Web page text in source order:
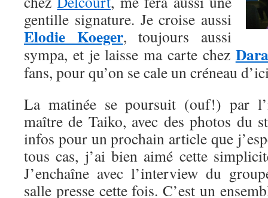
gentille signature. Je croise aussi
Elodie Koeger, toujours aussi
sympa, et je laisse ma carte chez Dara
fans, pour qu’on se cale un créneau
La matinée se poursuit (ouf!) par
maître de Taiko, avec des photos du
infos pour un prochain article que
tous cas, j’ai bien aimé cette
J’enchaîne avec l’interview du
salle presse cette fois. C’est un